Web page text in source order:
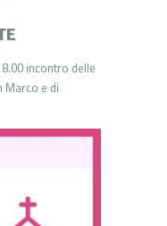
incontro delle
Marco e di